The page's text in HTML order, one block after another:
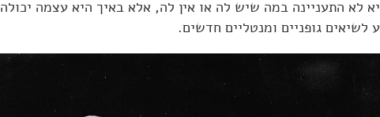
לא התעניינה במה שיש לה או אין לה, אלא באיך היא עצמה יכולה
גופניים ומנטליים חדשים.